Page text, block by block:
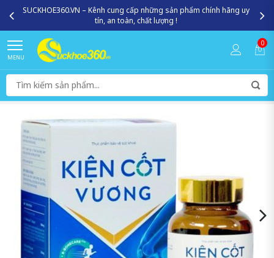
SUCKHOE360.VN – Kênh cung cấp những sản phẩm chính hãng uy
tín, an toàn, chất lượng !
MENU
0